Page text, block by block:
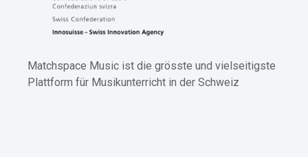
Matchspace Music ist die grösste und vielseitigste
Plattform für Musikunterricht in der Schweiz